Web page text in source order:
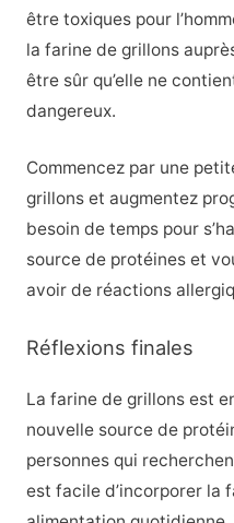
être toxiques pour
la farine de grillons
être sûr qu’elle ne
dangereux.
Commencez par une
grillons et augmentez
besoin de temps pour
source de protéines et
avoir de réactions
Réflexions finales
La farine de grillons est
nouvelle source de
personnes qui
est facile d’incorporer la